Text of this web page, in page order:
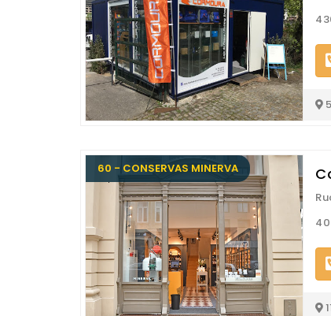
60 - CONSERVAS MINERVA